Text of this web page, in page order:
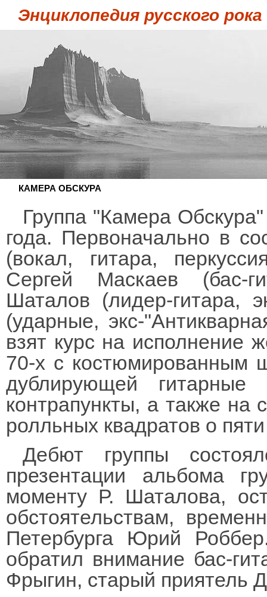
Энциклопедия русского рока
КАМЕРА ОБСКУРА
Группа "Камера
года. Первоначально в
(вокал, гитара,
Сергей Маскаев (бас-
Шаталов (лидер-гитара,
(ударные, экс-
взят курс на исполнение
70-х с костюмированным
дублирующей
контрапункты, а также на
ролльных квадратов о пяти
Дебют группы
презентации альбома
моменту Р. Шаталова,
обстоятельствам,
Петербурга Юрий
обратил внимание бас-
Фрыгин, старый приятель